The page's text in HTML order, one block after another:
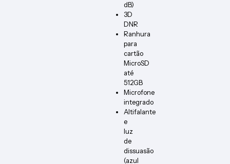
dB)
3D
DNR
Ranhura
para
cartão
MicroSD
até
512GB
Microfone
integrado
Altifalante
e
luz
de
dissuasão
(azul